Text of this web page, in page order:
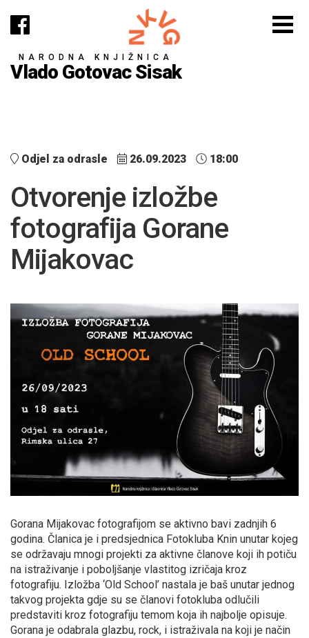
NARODNA KNJIŽNICA
Vlado Gotovac Sisak
Odjel za odrasle 26.09.2023 18:00
Otvorenje izložbe
fotografija Gorane
Mijakovac
Gorana Mijakovac fotografijom se aktivno bavi zadnjih 6
godina. Članica je i predsjednica Fotokluba Knin unutar kojeg
se održavaju mnogi projekti za aktivne članove koji ih potiču
na istraživanje i poboljšanje vlastitog izričaja kroz
fotografiju. Izložba ‘Old School’ nastala je baš unutar jednog
takvog projekta gdje su se članovi fotokluba odlučili
predstaviti kroz fotografiju temom koja ih najbolje opisuje.
Gorana je odabrala glazbu, rock, i istraživala na koji je način